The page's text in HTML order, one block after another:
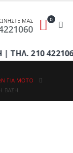
ΜΑΣ 0
| E -
ΓΙΑ ΜΟΤΟ
ΒΆΣΗ